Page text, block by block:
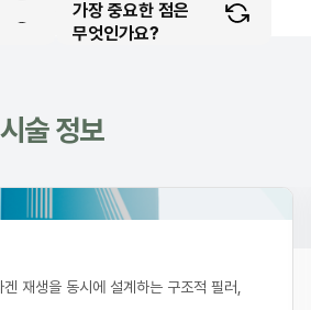
요?
·부
12.
1바이
다.
정도인가요?
정도인가요?
쁘띠성형 통증은 10단계 척도
증은 1~2 수준으로 낮아지며,
보툴리눔 톡신 시술은 가는 바
가장 적고, 필러·콜라겐 부스터
는 캐뉼라 또는 국소마취 병용
요?
류에
쎄)는
방분
활습
시술
적합한가요?
적합한가요?
쁘띠성형은 수술 부담 없이 4~
툴리눔 톡신 시술, 코·턱끝·팔
자주름은 필러, 볼·관자놀이 볼
은 윤곽주사가 일반적입니다.
임신·수유 중이거나 시술 부위
?요?
당
1~2
니다.
술 부
것이 있나요?
있나요?
쁘띠성형 후 일시적 붓기·멍·주
술은 눈꺼풀 처짐, 필러는 결절
·혈관 압박, 콜라겐 부스터는
게 보고됩니다. 식약처 허가 제
품 사용과 정확한 주사 깊이·용
수
요?
복하
스터
가이
대칭
점과
얼마나 걸리나요?
걸리나요?
쁘띠성형 1회 시술은 약 10~3
부스터·윤곽주사 다부위 조합
은 20~30분이 일반적입니다.
0분)이 별도로 추가되므로 내
원부터 귀가까지 총 1시간 정도
요?
사로
복귀,
요하
다.
가장 중요한 점은
무엇인가요?
중요한 점은 무엇인가요?
처음 쁘띠성형 시 가장 중요한
시술량이 클수록 부자연스러움
과 부작용 위험이 커지므로, 첫
2부위 또는 필러 1cc 이내로
시작해 4~6주 후 경과를 보는
시술 정보
재생을 동시에 설계하는 구조적 필러,